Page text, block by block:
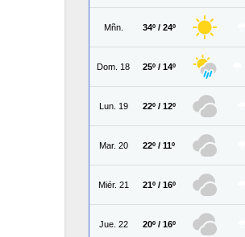
Mñn. 34º / 24º
Dom. 18 25º / 14º
Lun. 19 22º / 12º
Mar. 20 22º / 11º
Miér. 21 21º / 16º
Jue. 22 20º / 16º